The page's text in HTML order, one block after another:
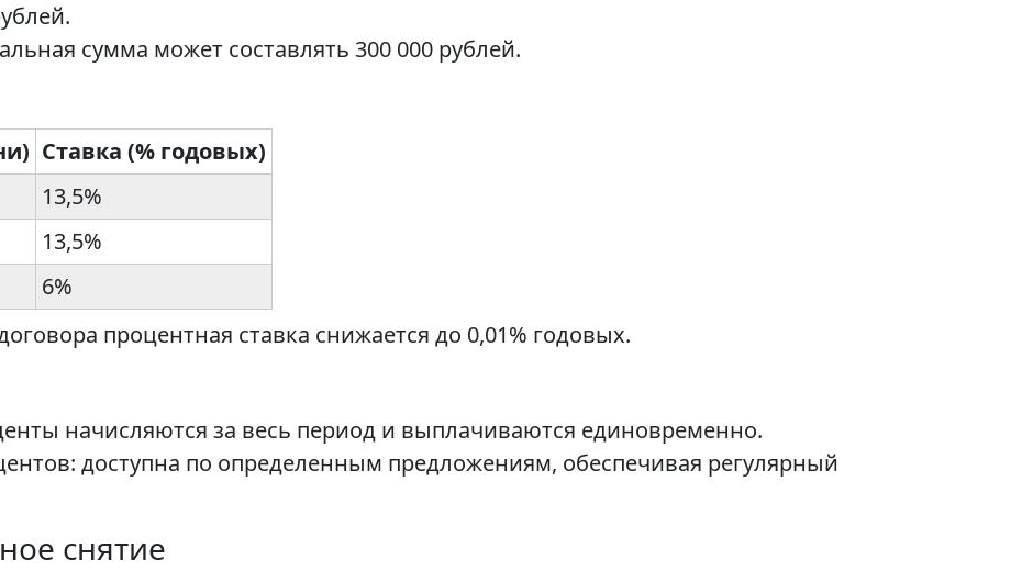
сумма может составлять 300 000 рублей.
Ставка (% годовых)
13,5%
13,5%
6%
процентная ставка снижается до 0,01% годовых.
начисляются за весь период и выплачиваются единовременно.
доступна по определенным предложениям, обеспечивая регулярный
снятие